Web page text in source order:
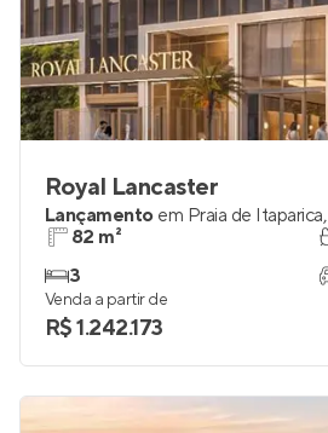
Royal Lancaster
Lançamento em Praia de Itaparica,
82 m²
3
Venda a partir de
R$ 1.242.173